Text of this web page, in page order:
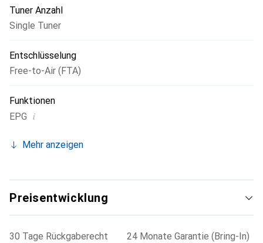
Tuner Anzahl
Single Tuner
Entschlüsselung
Free-to-Air (FTA)
Funktionen
EPG i
Mehr anzeigen
Preisentwicklung
30 Tage Rückgaberecht
24 Monate Garantie (Bring-In)